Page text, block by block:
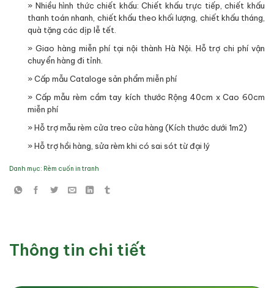
» Nhiều hình thức chiết khấu: Chiết khấu trực tiếp, chiết khấu
thanh toán nhanh, chiết khấu theo khối lượng, chiết khấu tháng,
quà tặng các dịp lễ tết.
» Giao hàng miễn phí tại nội thành Hà Nội. Hỗ trợ chi phí vận
chuyển hàng đi tỉnh.
» Cấp mẫu Cataloge sản phẩm miễn phí
» Cấp mẫu rèm cầm tay kích thước Rộng 40cm x Cao 60cm
miễn phí
» Hỗ trợ mẫu rèm cửa treo cửa hàng (Kích thước dưới 1m2)
» Hỗ trợ hồi hàng, sửa rèm khi có sai sót từ đại lý
Danh mục: Rèm cuốn in tranh
Thông tin chi tiết